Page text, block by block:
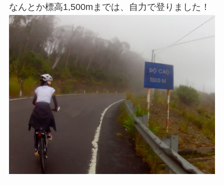
なんとか標高1,500mまでは、自力で登りました！